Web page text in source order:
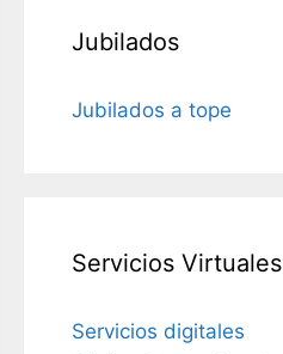
Jubilados
Jubilados a tope
Servicios Virtuales
Servicios digitales